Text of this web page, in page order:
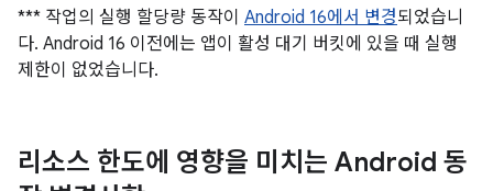
*** 작업의 실행 할당량 동작이 Android 16에서 변경되었습니
다. Android 16 이전에는 앱이 활성 대기 버킷에 있을 때 실행
제한이 없었습니다.
리소스 한도에 영향을 미치는 Android 동